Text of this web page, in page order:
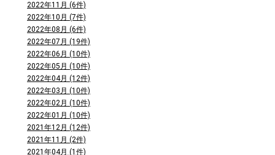
2022年11月 (6件)
2022年10月 (7件)
2022年08月 (6件)
2022年07月 (19件)
2022年06月 (10件)
2022年05月 (10件)
2022年04月 (12件)
2022年03月 (10件)
2022年02月 (10件)
2022年01月 (10件)
2021年12月 (12件)
2021年11月 (2件)
2021年04月 (1件)